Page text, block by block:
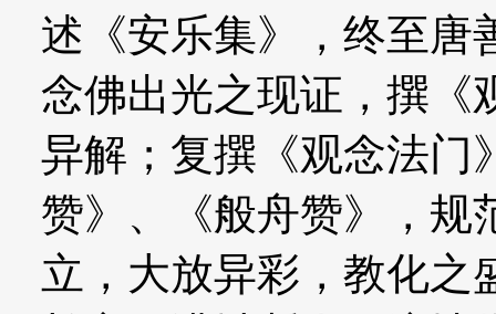
述《安乐集》，终至唐
念佛出光之现证，撰《
异解；复撰《观念法门
赞》、《般舟赞》，规
立，大放异彩，教化之